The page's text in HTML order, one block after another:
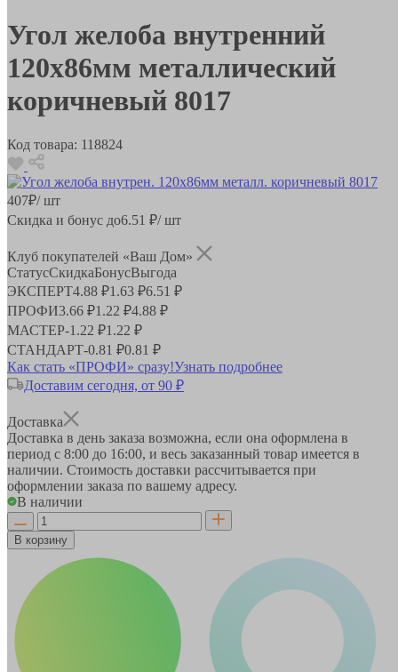
Угол желоба внутренний
120х86мм металлический
коричневый 8017
Код товара: 118824
407₽/ шт
Скидка и бонус до6.51 ₽/ шт
Клуб покупателей «Ваш Дом»
СтатусСкидкаБонусВыгода
ЭКСПЕРТ4.88 ₽1.63 ₽6.51 ₽
ПРОФИ3.66 ₽1.22 ₽4.88 ₽
МАСТЕР-1.22 ₽1.22 ₽
СТАНДАРТ-0.81 ₽0.81 ₽
Как стать «ПРОФИ» сразу!Узнать подробнее
Доставим сегодня, от 90 ₽
Доставка
Доставка в день заказа возможна, если она оформлена в
период с 8:00 до 16:00, и весь заказанный товар имеется в
наличии. Стоимость доставки рассчитывается при
оформлении заказа по вашему адресу.
В наличии
В корзину